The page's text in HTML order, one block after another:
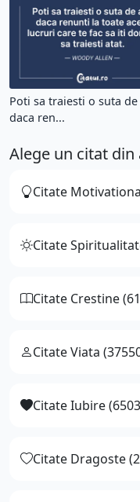
Poti sa traiesti o suta de
daca ren...
Alege un citat din
Citate
Citate
Citate Crestine
Citate Viata
Citate Iubire
Citate Dragoste